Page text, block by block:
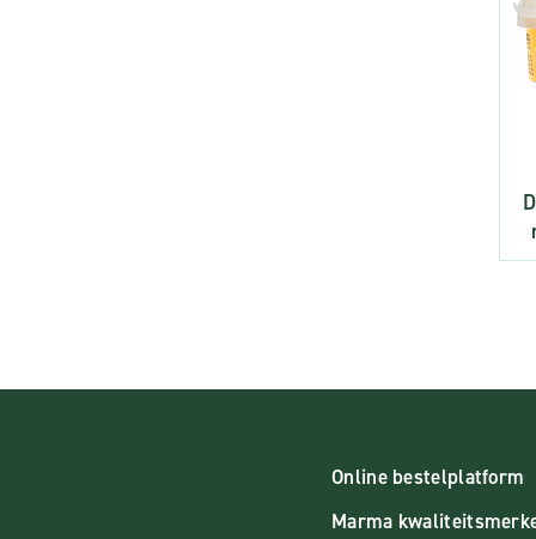
Online bestelplatform
Marma